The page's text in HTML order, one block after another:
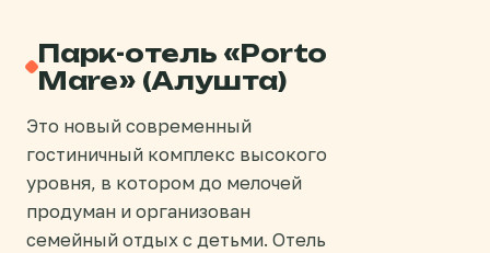
Парк-отель «Porto
Mare» (Алушта)
Это новый современный
гостиничный комплекс высокого
уровня, в котором до мелочей
продуман и организован
семейный отдых с детьми. Отель